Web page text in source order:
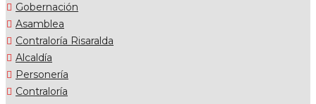
Gobernación
Asamblea
Contraloría Risaralda
Alcaldía
Personería
Contraloría